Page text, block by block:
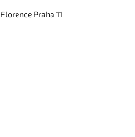
Praha 11